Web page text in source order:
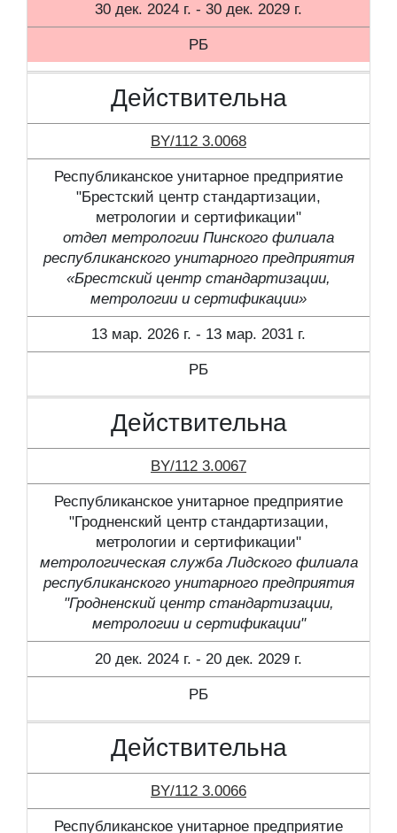
30 дек. 2024 г. - 30 дек. 2029 г.
РБ
Действительна
BY/112 3.0068
Республиканское унитарное предприятие
"Брестский центр стандартизации,
метрологии и сертификации"
отдел метрологии Пинского филиала
республиканского унитарного предприятия
«Брестский центр стандартизации,
метрологии и сертификации»
13 мар. 2026 г. - 13 мар. 2031 г.
РБ
Действительна
BY/112 3.0067
Республиканское унитарное предприятие
"Гродненский центр стандартизации,
метрологии и сертификации"
метрологическая служба Лидского филиала
республиканского унитарного предприятия
"Гродненский центр стандартизации,
метрологии и сертификации"
20 дек. 2024 г. - 20 дек. 2029 г.
РБ
Действительна
BY/112 3.0066
Республиканское унитарное предприятие